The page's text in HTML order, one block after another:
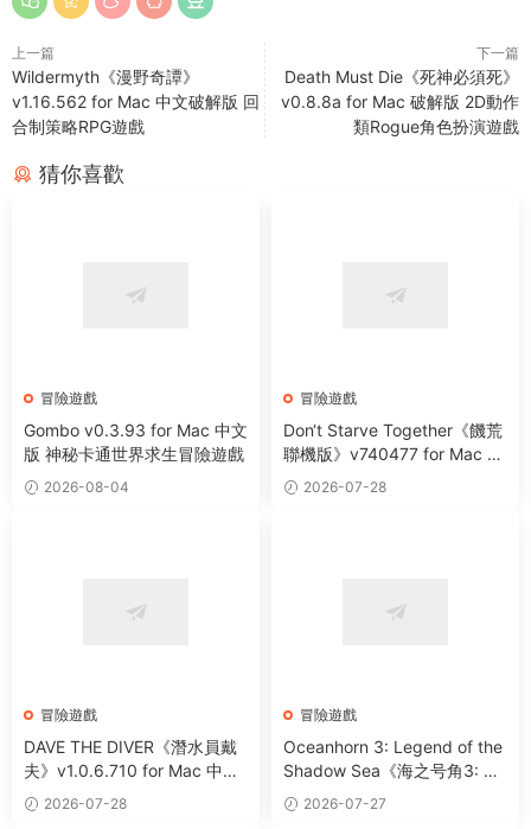
上一篇
Wildermyth《漫野奇譚》
v1.16.562 for Mac 中文破解版 回
合制策略RPG遊戲
下一篇
Death Must Die《死神必須死》
v0.8.8a for Mac 破解版 2D動作
類Rogue角色扮演遊戲
猜你喜歡
冒險遊戲
Gombo v0.3.93 for Mac 中文
版 神秘卡通世界求生冒險遊戲
2026-08-04
冒險遊戲
Don‘t Starve Together《饑荒
聯機版》v740477 for Mac 中
文版 多人合作原生态荒野生存
遊戲
2026-07-28
冒險遊戲
DAVE THE DIVER《潛水員戴
夫》v1.0.6.710 for Mac 中文
版 神秘海洋探索冒險遊戲
2026-07-28
冒險遊戲
Oceanhorn 3: Legend of the
Shadow Sea《海之号角3: 暗
影之海傳說》v2.0.0 for Mac
中文版 全新3D動作冒險角色
2026-07-27